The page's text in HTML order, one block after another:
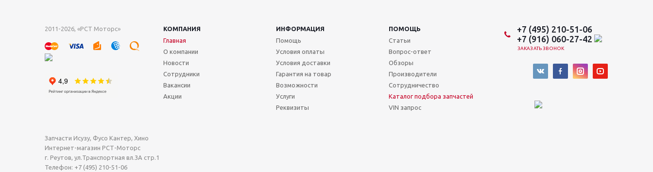
2011-2026, «РСТ Моторс» КОМПАНИЯ ИНФОРМАЦИЯ
ПОМОЩЬ
Главная
О компании
Новости
Сотрудники
Вакансии
Акции
Помощь
Условия оплаты
Условия доставки
Гарантия на товар
Возможности
Услуги
Реквизиты
Статьи
Вопрос-ответ
Обзоры
Производители
Сотрудничество
Каталог подбора запчастей
VIN запрос
+7 (495) 210-51-06
+7 (916) 060-27-42
ЗАКАЗАТЬ ЗВОНОК
Запчасти Исузу, Фусо Кантер, Хино
Интернет-магазин РСТ-Моторс
г. Реутов, ул.Транспортная вл.3А стр.1
Телефон: +7 (495) 210-51-06